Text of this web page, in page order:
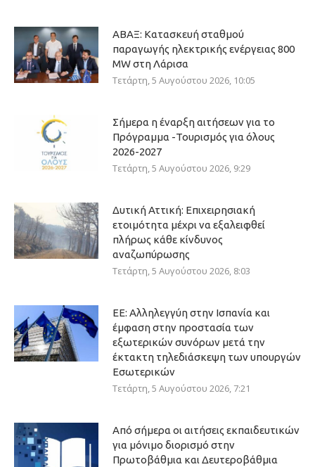
ΑΒΑΞ: Κατασκευή σταθμού
παραγωγής ηλεκτρικής ενέργειας 800
ΜW στη Λάρισα
Τετάρτη, 5 Αυγούστου 2026, 10:05
Σήμερα η έναρξη αιτήσεων για το
Πρόγραμμα -Τουρισμός για όλους
2026-2027
Τετάρτη, 5 Αυγούστου 2026, 9:29
Δυτική Αττική: Επιχειρησιακή
ετοιμότητα μέχρι να εξαλειφθεί
πλήρως κάθε κίνδυνος
αναζωπύρωσης
Τετάρτη, 5 Αυγούστου 2026, 8:03
ΕΕ: Αλληλεγγύη στην Ισπανία και
έμφαση στην προστασία των
εξωτερικών συνόρων μετά την
έκτακτη τηλεδιάσκεψη των υπουργών
Εσωτερικών
Τετάρτη, 5 Αυγούστου 2026, 7:21
Από σήμερα οι αιτήσεις εκπαιδευτικών
για μόνιμο διορισμό στην
Πρωτοβάθμια και Δευτεροβάθμια